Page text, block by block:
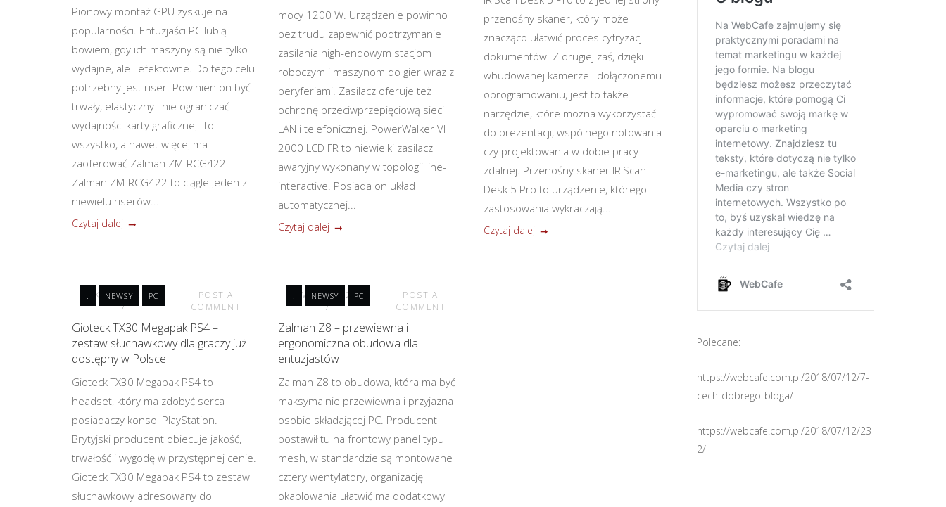
Pionowy montaż GPU zyskuje na
popularności. Entuzjaści PC lubią
bowiem, gdy ich maszyny są nie tylko
wydajne, ale i efektowne. Do tego celu
potrzebny jest riser. Powinien on być
trwały, elastyczny i nie ograniczać
wydajności karty graficznej. To
wszystko, a nawet więcej ma
zaoferować Zalman ZM-RCG422.
Zalman ZM-RCG422 to ciągle jeden z
niewielu riserów...
Czytaj dalej
mocy 1200 W. Urządzenie powinno
bez trudu zapewnić podtrzymanie
zasilania high-endowym stacjom
roboczym i maszynom do gier wraz z
peryferiami. Zasilacz oferuje też
ochronę przeciwprzepięciową sieci
LAN i telefonicznej. PowerWalker VI
2000 LCD FR to niewielki zasilacz
awaryjny wykonany w topologii line-
interactive. Posiada on układ
automatycznej...
Czytaj dalej
przenośny skaner, który może
znacząco ułatwić proces cyfryzacji
dokumentów. Z drugiej zaś, dzięki
wbudowanej kamerze i dołączonemu
oprogramowaniu, jest to także
narzędzie, które można wykorzystać
do prezentacji, wspólnego notowania
czy projektowania w dobie pracy
zdalnej. Przenośny skaner IRIScan
Desk 5 Pro to urządzenie, którego
zastosowania wykraczają...
Czytaj dalej
. NEWSY PC
13 KWIETNIA 2021
POST A
COMMENT
Gioteck TX30 Megapak PS4 –
zestaw słuchawkowy dla graczy już
dostępny w Polsce
Gioteck TX30 Megapak PS4 to
headset, który ma zdobyć serca
posiadaczy konsol PlayStation.
Brytyjski producent obiecuje jakość,
trwałość i wygodę w przystępnej cenie.
Gioteck TX30 Megapak PS4 to zestaw
słuchawkowy adresowany do
. NEWSY PC
8 KWIETNIA 2021
POST A
COMMENT
Zalman Z8 – przewiewna i
ergonomiczna obudowa dla
entuzjastów
Zalman Z8 to obudowa, która ma być
maksymalnie przewiewna i przyjazna
osobie składającej PC. Producent
postawił tu na frontowy panel typu
mesh, w standardzie są montowane
cztery wentylatory, organizację
okablowania ułatwić ma dodatkowy
Polecane:
https://webcafe.com.pl/2018/07/12/7-
cech-dobrego-bloga/
https://webcafe.com.pl/2018/07/12/23
2/